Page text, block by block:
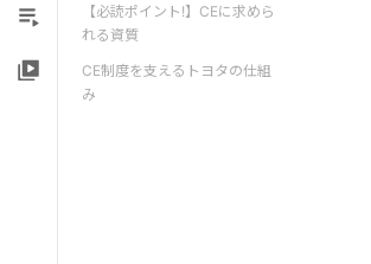
【必読ポイント!】CEに求めら
れる資質
CE制度を支えるトヨタの仕組
み